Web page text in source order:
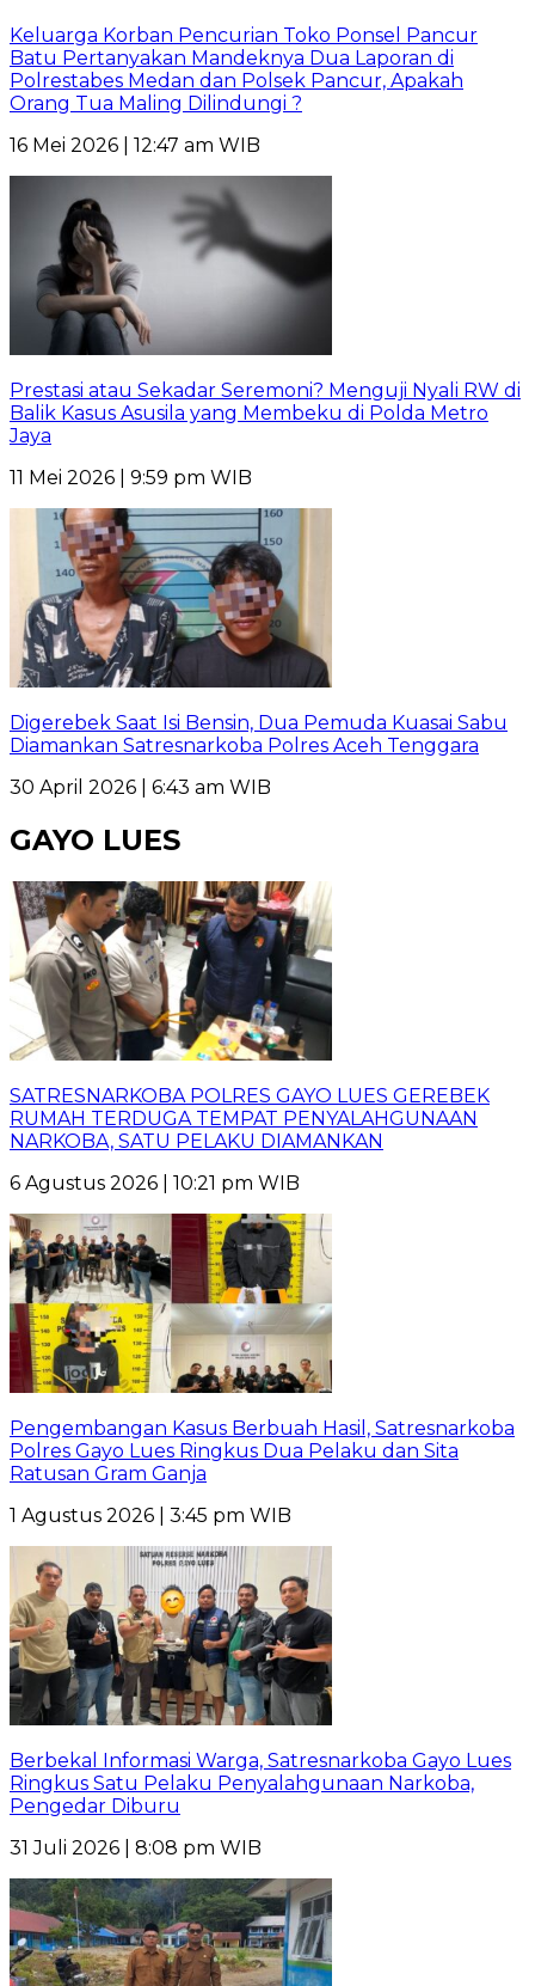
Keluarga Korban Pencurian Toko Ponsel Pancur
Batu Pertanyakan Mandeknya Dua Laporan di
Polrestabes Medan dan Polsek Pancur, Apakah
Orang Tua Maling Dilindungi ?
16 Mei 2026 | 12:47 am WIB
Prestasi atau Sekadar Seremoni? Menguji Nyali RW di
Balik Kasus Asusila yang Membeku di Polda Metro
Jaya
11 Mei 2026 | 9:59 pm WIB
Digerebek Saat Isi Bensin, Dua Pemuda Kuasai Sabu
Diamankan Satresnarkoba Polres Aceh Tenggara
30 April 2026 | 6:43 am WIB
GAYO LUES
SATRESNARKOBA POLRES GAYO LUES GEREBEK
RUMAH TERDUGA TEMPAT PENYALAHGUNAAN
NARKOBA, SATU PELAKU DIAMANKAN
6 Agustus 2026 | 10:21 pm WIB
Pengembangan Kasus Berbuah Hasil, Satresnarkoba
Polres Gayo Lues Ringkus Dua Pelaku dan Sita
Ratusan Gram Ganja
1 Agustus 2026 | 3:45 pm WIB
Berbekal Informasi Warga, Satresnarkoba Gayo Lues
Ringkus Satu Pelaku Penyalahgunaan Narkoba,
Pengedar Diburu
31 Juli 2026 | 8:08 pm WIB